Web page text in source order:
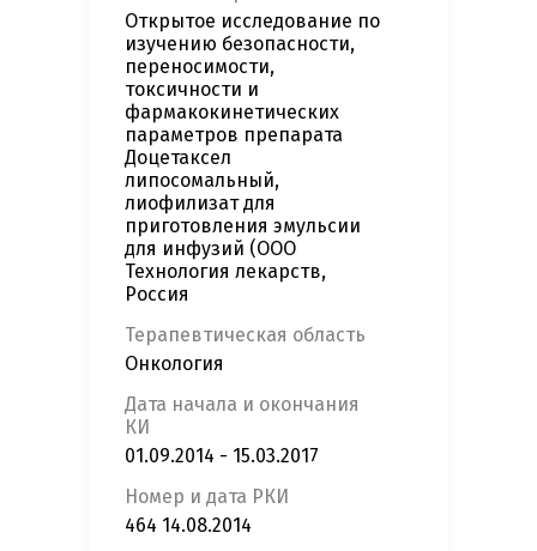
Открытое исследование по
изучению безопасности,
переносимости,
токсичности и
фармакокинетических
параметров препарата
Доцетаксел
липосомальный,
лиофилизат для
приготовления эмульсии
для инфузий (ООО
Технология лекарств,
Россия
Терапевтическая область
Онкология
Дата начала и окончания
КИ
01.09.2014 - 15.03.2017
Номер и дата РКИ
464 14.08.2014